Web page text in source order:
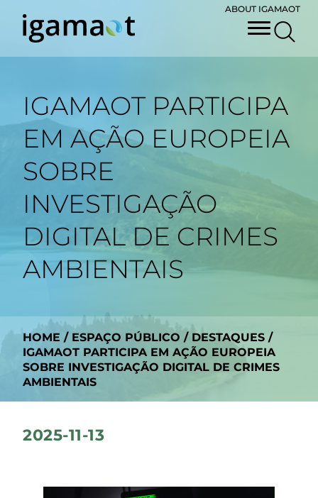
ABOUT IGAMAOT
IGAMAOT PARTICIPA
EM AÇÃO EUROPEIA
SOBRE
INVESTIGAÇÃO
DIGITAL DE CRIMES
AMBIENTAIS
HOME / ESPAÇO PÚBLICO / DESTAQUES /
IGAMAOT PARTICIPA EM AÇÃO EUROPEIA
SOBRE INVESTIGAÇÃO DIGITAL DE CRIMES
AMBIENTAIS
2025-11-13